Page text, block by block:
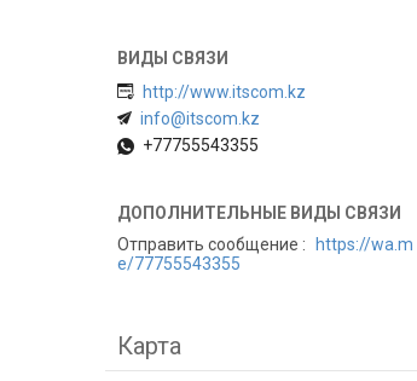
http://www.itscom.kz
info@itscom.kz
+77755543355
Отправить сообщение
https://wa.m
e/77755543355
Карта